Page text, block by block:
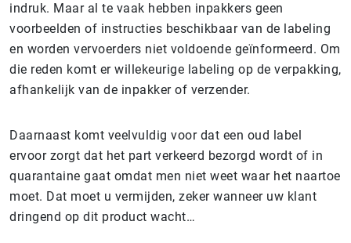
indruk. Maar al te vaak hebben inpakkers geen
voorbeelden of instructies beschikbaar van de labeling
en worden vervoerders niet voldoende geïnformeerd. Om
die reden komt er willekeurige labeling op de verpakking,
afhankelijk van de inpakker of verzender.
Daarnaast komt veelvuldig voor dat een oud label
ervoor zorgt dat het part verkeerd bezorgd wordt of in
quarantaine gaat omdat men niet weet waar het naartoe
moet. Dat moet u vermijden, zeker wanneer uw klant
dringend op dit product wacht…